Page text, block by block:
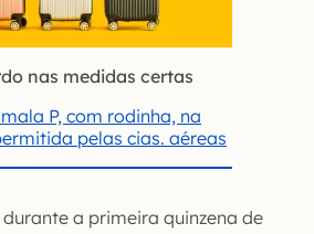
nas medidas certas
P, com rodinha, na
pelas cias. aéreas
a primeira quinzena de